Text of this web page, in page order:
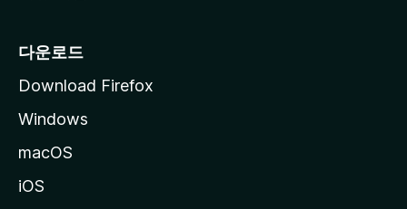
다운로드
Download Firefox
Windows
macOS
iOS